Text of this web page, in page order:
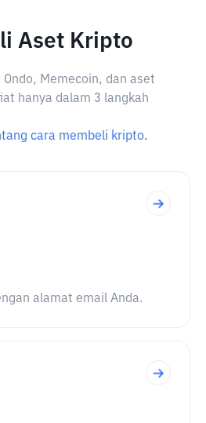
Aset Kripto
Memecoin, dan aset
hanya dalam 3 langkah
cara membeli kripto.
alamat email Anda.